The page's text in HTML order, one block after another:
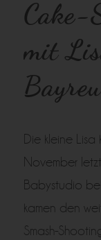
Cake-
mit
Die kleine Lisa
November
Babystudio
kamen den
Smash-